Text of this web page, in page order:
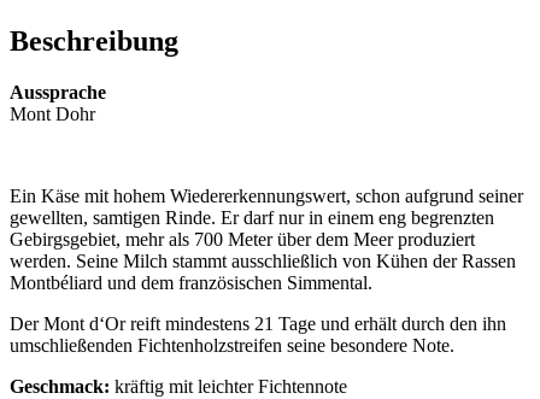
Beschreibung
Aussprache
Mont Dohr
Ein Käse mit hohem Wiedererkennungswert, schon aufgrund seiner
gewellten, samtigen Rinde. Er darf nur in einem eng begrenzten
Gebirgsgebiet, mehr als 700 Meter über dem Meer produziert
werden. Seine Milch stammt ausschließlich von Kühen der Rassen
Montbéliard und dem französischen Simmental.
Der Mont d‘Or reift mindestens 21 Tage und erhält durch den ihn
umschließenden Fichtenholzstreifen seine besondere Note.
Geschmack: kräftig mit leichter Fichtennote